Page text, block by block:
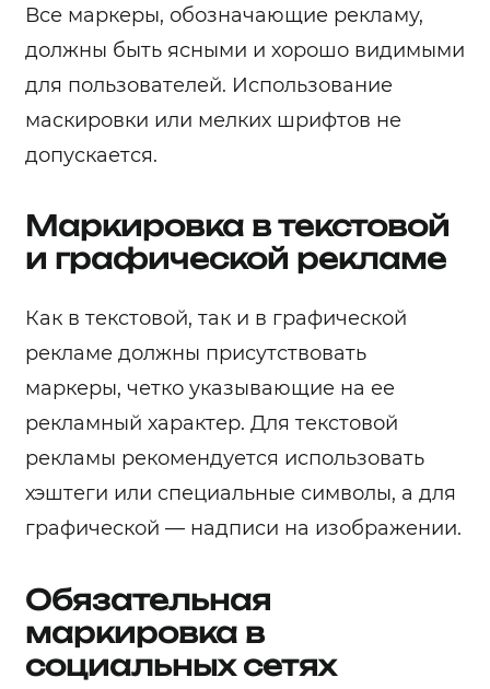
Все маркеры, обозначающие рекламу,
должны быть ясными и хорошо видимыми
для пользователей. Использование
маскировки или мелких шрифтов не
допускается.
Маркировка в текстовой
и графической рекламе
Как в текстовой, так и в графической
рекламе должны присутствовать
маркеры, четко указывающие на ее
рекламный характер. Для текстовой
рекламы рекомендуется использовать
хэштеги или специальные символы, а для
графической — надписи на изображении.
Обязательная
маркировка в
социальных сетях